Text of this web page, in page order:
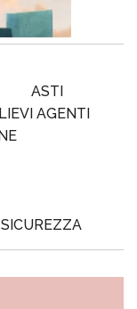
ASTI
AGENTI
SICUREZZA